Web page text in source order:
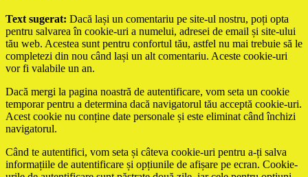
Text sugerat: Dacă lași un comentariu pe site-ul nostru, poți opta
pentru salvarea în cookie-uri a numelui, adresei de email și site-ului
tău web. Acestea sunt pentru confortul tău, astfel nu mai trebuie să le
completezi din nou când lași un alt comentariu. Aceste cookie-uri
vor fi valabile un an.
Dacă mergi la pagina noastră de autentificare, vom seta un cookie
temporar pentru a determina dacă navigatorul tău acceptă cookie-uri.
Acest cookie nu conține date personale și este eliminat când închizi
navigatorul.
Când te autentifici, vom seta și câteva cookie-uri pentru a-ți salva
informațiile de autentificare și opțiunile de afișare pe ecran. Cookie-